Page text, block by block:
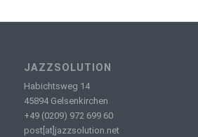
JAZZSOLUTION
Habichtsweg 14
45894 Gelsenkirchen
+49 (0209) 972 699 60
post[at]jazzsolution.net